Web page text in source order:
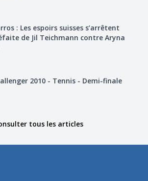
: Les espoirs suisses s’arrêtent
de Jil Teichmann contre Aryna
2010 - Tennis - Demi-finale
tous les articles